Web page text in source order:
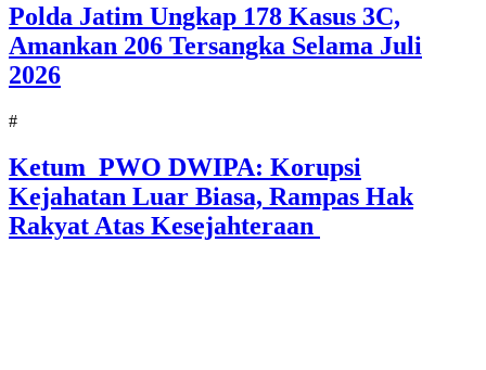
Polda Jatim Ungkap 178 Kasus 3C,
Amankan 206 Tersangka Selama Juli
2026
#
Ketum PWO DWIPA: Korupsi
Kejahatan Luar Biasa, Rampas Hak
Rakyat Atas Kesejahteraan